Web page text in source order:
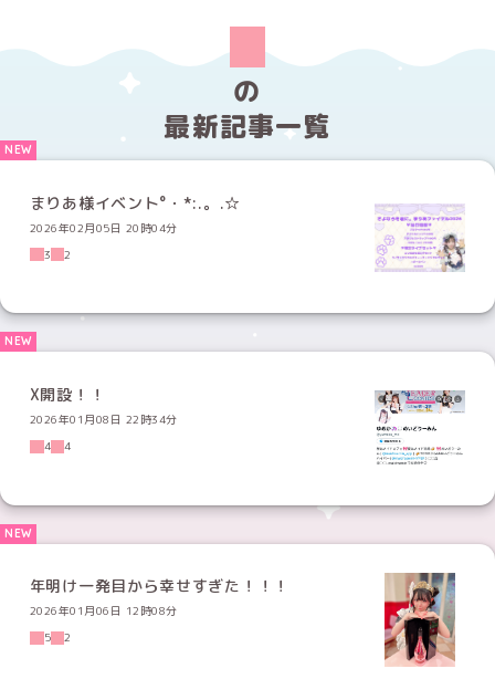
の
最新記事一覧
まりあ様イベント°・*:.。.☆
2026年02月05日 20時04分
3
2
X開設！！
2026年01月08日 22時34分
4
4
年明け一発目から幸せすぎた！！！
2026年01月06日 12時08分
5
2